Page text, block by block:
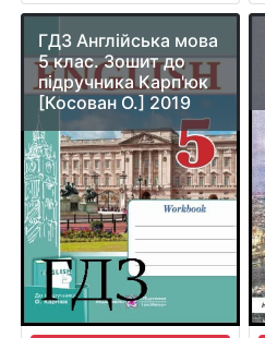
ГДЗ Англійська мова
5 клас. Зошит до
підручника Карп'юк
[Косован О.] 2019